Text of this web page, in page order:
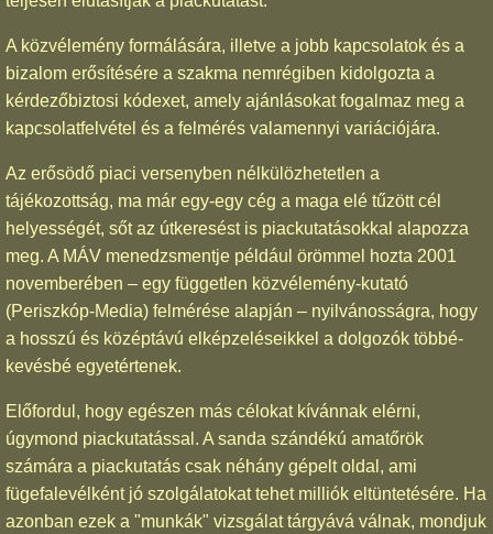
A közvélemény formálására, illetve a jobb kapcsolatok és a
bizalom erősítésére a szakma nemrégiben kidolgozta a
kérdezőbiztosi kódexet, amely ajánlásokat fogalmaz meg a
kapcsolatfelvétel és a felmérés valamennyi variációjára.
Az erősödő piaci versenyben nélkülözhetetlen a
tájékozottság, ma már egy-egy cég a maga elé tűzött cél
helyességét, sőt az útkeresést is piackutatásokkal alapozza
meg. A MÁV menedzsmentje például örömmel hozta 2001
novemberében – egy független közvélemény-kutató
(Periszkóp-Media) felmérése alapján – nyilvánosságra, hogy
a hosszú és középtávú elképzeléseikkel a dolgozók többé-
kevésbé egyetértenek.
Előfordul, hogy egészen más célokat kívánnak elérni,
úgymond piackutatással. A sanda szándékú amatőrök
számára a piackutatás csak néhány gépelt oldal, ami
fügefalevélként jó szolgálatokat tehet milliók eltüntetésére. Ha
azonban ezek a "munkák" vizsgálat tárgyává válnak, mondjuk